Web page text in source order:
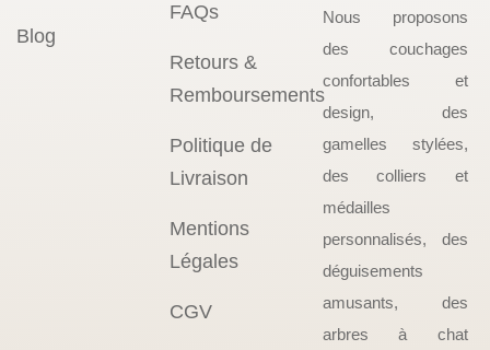
Blog
FAQs
Retours &
Remboursements
Politique de
Livraison
Mentions
Légales
CGV
Nous proposons
des couchages
confortables et
design, des
gamelles stylées,
des colliers et
médailles
personnalisés, des
déguisements
amusants, des
arbres à chat